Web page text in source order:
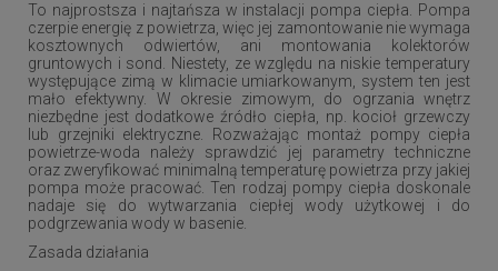
To najprostsza i najtańsza w instalacji pompa ciepła. Pompa
czerpie energię z powietrza, więc jej zamontowanie nie wymaga
kosztownych odwiertów, ani montowania kolektorów
gruntowych i sond. Niestety, ze względu na niskie temperatury
występujące zimą w klimacie umiarkowanym, system ten jest
mało efektywny. W okresie zimowym, do ogrzania wnętrz
niezbędne jest dodatkowe źródło ciepła, np. kocioł grzewczy
lub grzejniki elektryczne. Rozważając montaż pompy ciepła
powietrze-woda należy sprawdzić jej parametry techniczne
oraz zweryfikować minimalną temperaturę powietrza przy jakiej
pompa może pracować. Ten rodzaj pompy ciepła doskonale
nadaje się do wytwarzania ciepłej wody użytkowej i do
podgrzewania wody w basenie.
Zasada działania